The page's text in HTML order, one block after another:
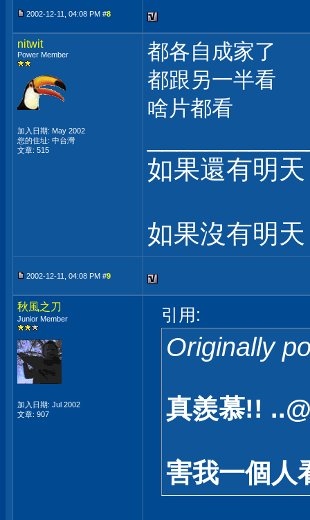
2002-12-11, 04:08 PM #8
nitwit
Power Member
加入日期: May 2002
您的住址: 中台灣
文章: 515
都各自成家了
都跟另一半看
啥片都看
如果還有明
如果沒有明
2002-12-11, 04:08 PM #9
秋風之刀
Junior Member
加入日期: Jul 2002
文章: 907
引用:
Originally
真羨慕!!
害我一個人